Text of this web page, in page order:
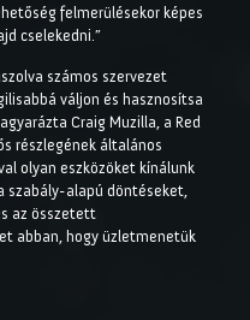
felmerülésekor képes
cselekedni.”
számos szervezet
váljon és hasznosítsa
Craig Muzilla, a Red
részlegének általános
olyan eszközöket kínálunk
szabály-alapú döntéseket,
az összetett
abban, hogy üzletmenetük